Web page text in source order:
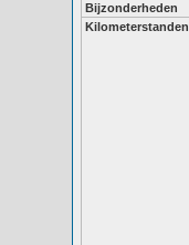
Bijzonderheden
Kilometerstanden